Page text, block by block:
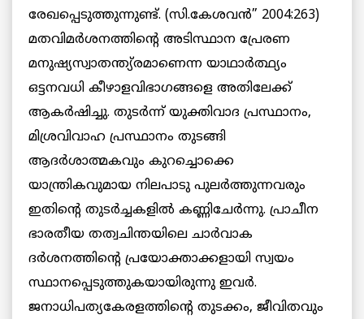
രേഖപ്പെടുത്തുന്നുണ്ട്. (സി.കേശവന്‍” 2004:263)
മതവിമര്‍ശനത്തിന്റെ അടിസ്ഥാന പ്രേരണ
മനുഷ്യസ്വാതന്ത്യ്രമാണെന്ന യാഥാര്‍ത്ഥ്യം
ഒട്ടനവധി കീഴാളവിഭാഗങ്ങളെ അതിലേക്ക്
ആകര്‍ഷിച്ചു. തുടര്‍ന്ന് യുക്തിവാദ പ്രസ്ഥാനം,
മിശ്രവിവാഹ പ്രസ്ഥാനം തുടങ്ങി
ആദര്‍ശാത്മകവും കുറച്ചൊക്കെ
യാന്ത്രികവുമായ നിലപാടു പുലര്‍ത്തുന്നവരും
ഇതിന്റെ തുടര്‍ച്ചകളില്‍ കണ്ണിചേര്‍ന്നു. പ്രാചീന
ഭാരതീയ തത്വചിന്തയിലെ ചാര്‍വാക
ദര്‍ശനത്തിന്റെ പ്രയോക്താക്കളായി സ്വയം
സ്ഥാനപ്പെടുത്തുകയായിരുന്നു ഇവര്‍.
ജനാധിപത്യകേരളത്തിന്റെ തുടക്കം, ജീവിതവും